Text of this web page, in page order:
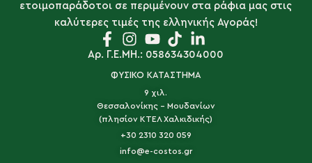
ετοιμοπαράδοτοι σε περιμένουν στα ράφια μας στις
καλύτερες τιμές της ελληνικής Αγοράς!
Αρ. Γ.Ε.ΜΗ.: 058634304000
ΦΥΣΙΚΟ ΚΑΤΑΣΤΗΜΑ
9 χιλ.
Θεσσαλονίκης - Μουδανίων
(πλησίον ΚΤΕΛ Χαλκιδικής)
+30 2310 320 059
info@e-costos.gr